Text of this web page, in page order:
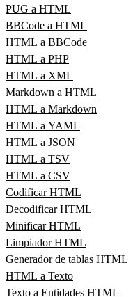
PUG a HTML
BBCode a HTML
HTML a BBCode
HTML a PHP
HTML a XML
Markdown a HTML
HTML a Markdown
HTML a YAML
HTML a JSON
HTML a TSV
HTML a CSV
Codificar HTML
Decodificar HTML
Minificar HTML
Limpiador HTML
Generador de tablas HTML
HTML a Texto
Texto a Entidades HTML